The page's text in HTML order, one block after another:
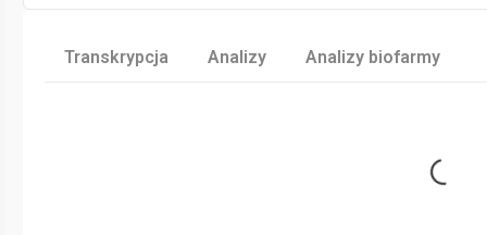
Transkrypcja Analizy Analizy biofarmy
Loading...